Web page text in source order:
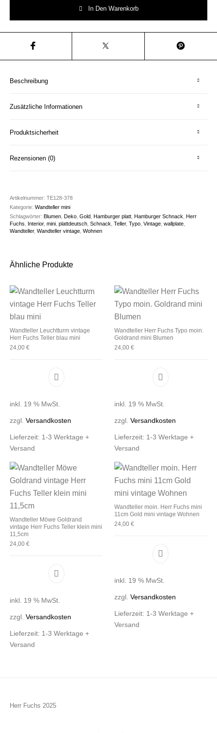
In Den Warenkorb
Beschreibung
Zusätzliche Informationen
Produktsicherheit
Rezensionen (0)
Artikelnummer:TE128-378
Kategorie:Wandteller mini
Schlagwörter:Blumen ,Deko ,Gold ,Hamburger platt ,Hamburger Schnack ,Herr
Fuchs
Interior,mini ,plattdeutsch ,Schnack ,Teller,Typo ,Vintage ,wallplate
Wandteller,Wandteller vintage ,Wohnen
Ähnliche Produkte
Wandteller Leuchtturm vintage
Herr Fuchs Teller blau mini
24,00€
inkl. 19 % MwSt.
zzgl.Versandkosten
Lieferzeit: 1-3 Werktage +
Versand
Wandteller Herr Fuchs Typo moin.
Goldrand mini Blumen
24,00 €
inkl. 19 % MwSt.
zzgl. Versandkosten
Lieferzeit: 1-3 Werktage +
Versand
Wandteller Möwe Goldrand
vintage Herr Fuchs Teller klein mini
11,5cm
24,00€
inkl. 19 % MwSt.
zzgl.Versandkosten
Lieferzeit: 1-3 Werktage +
Versand
Wandteller moin. Herr Fuchs mini
11cm Gold mini vintage Wohnen
24,00 €
inkl. 19 % MwSt.
zzgl. Versandkosten
Lieferzeit: 1-3 Werktage +
Versand
Herr Fuchs 2025